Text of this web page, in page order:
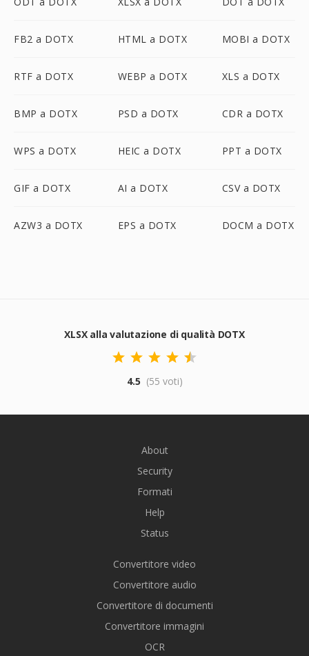
FB2 a DOTX HTML a DOTX MOBI a DOTX
RTF a DOTX WEBP a DOTX XLS a DOTX
BMP a DOTX PSD a DOTX CDR a DOTX
WPS a DOTX HEIC a DOTX PPT a DOTX
GIF a DOTX AI a DOTX CSV a DOTX
AZW3 a DOTX EPS a DOTX DOCM a DOTX
XLSX alla valutazione di qualità DOTX
4.5 (55 voti)
About
Security
Formati
Help
Status
Convertitore video
Convertitore audio
Convertitore di documenti
Convertitore immagini
OCR